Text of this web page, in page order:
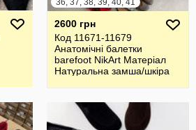
36, 37, 38, 39, 40, 41
2600 грн
Код 11671-11679
Анатомічні балетки
barefoot NikArt Матеріал
Натуральна замша/шкіра